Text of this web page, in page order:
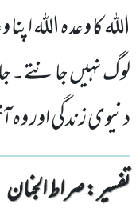
الله کا وعدہ الله
لوگ نہیں جانتے۔
دنیوی زندگی اور
تفسیر : ‎صراط الجنان